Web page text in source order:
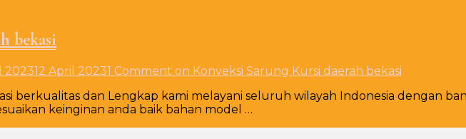
bekasi
202312 April 20231 Comment on Konveksi Sarung Kursi daerah bekasi
berkualitas dan Lengkap kami melayani seluruh wilayah Indonesia dengan
keinginan anda baik bahan model …